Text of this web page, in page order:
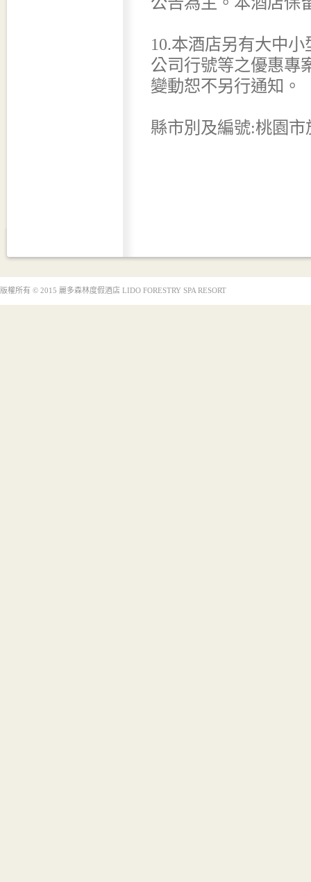
10.本酒店另有大中
公司行號等之優惠專
變動恕不另行通知。
縣市別及編號:桃園市
版權所有 © 2015 麗多森林度假酒店 LIDO FORESTRY SPA RESORT